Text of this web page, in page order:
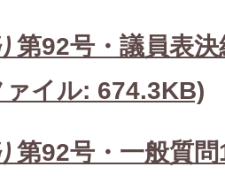
第92号・議員表
イル: 674.3KB)
第92号・一般質